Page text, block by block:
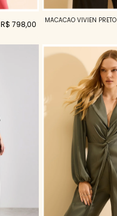
R$ 798,00 MACACAO VIVIEN PRETO